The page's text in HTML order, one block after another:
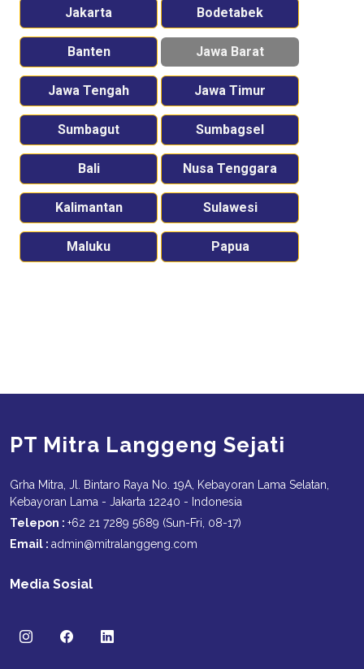
Jakarta Bodetabek
Banten Jawa Barat
Jawa Tengah Jawa Timur
Sumbagut Sumbagsel
Bali Nusa Tenggara
Kalimantan Sulawesi
Maluku Papua
PT Mitra Langgeng Sejati
Grha Mitra, Jl. Bintaro Raya No. 19A, Kebayoran Lama Selatan,
Kebayoran Lama - Jakarta 12240 - Indonesia
Telepon : +62 21 7289 5689 (Sun-Fri, 08-17)
Email : admin@mitralanggeng.com
Media Sosial